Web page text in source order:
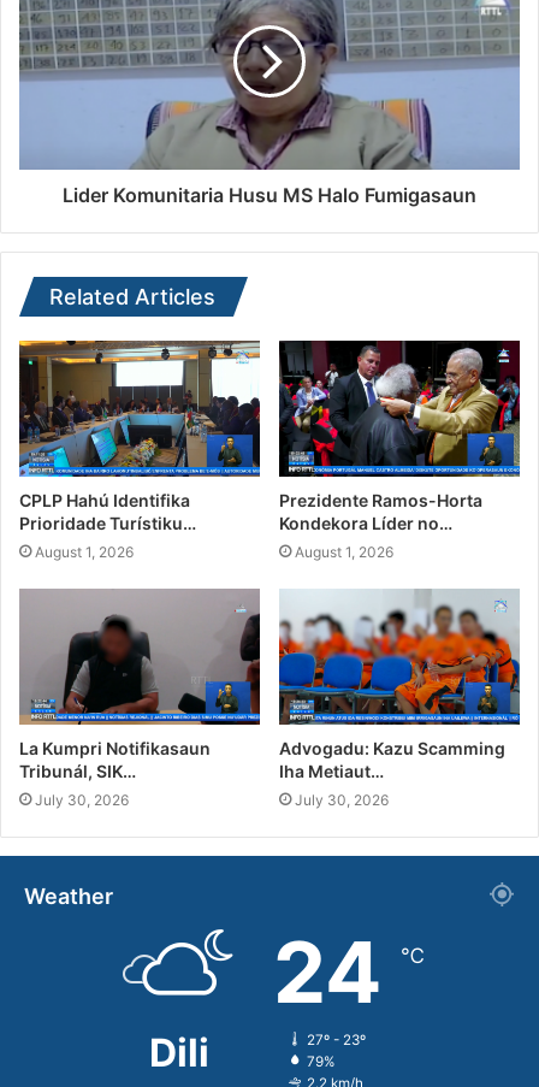
Lider Komunitaria Husu MS Halo Fumigasaun
Related Articles
CPLP Hahú Identifika
Prioridade Turístiku…
August 1, 2026
Prezidente Ramos-Horta
Kondekora Líder no…
August 1, 2026
La Kumpri Notifikasaun
Tribunál, SIK…
July 30, 2026
Advogadu: Kazu Scamming
Iha Metiaut…
July 30, 2026
Weather
Dili
24 ℃
27º - 23º
79%
2.2 km/h